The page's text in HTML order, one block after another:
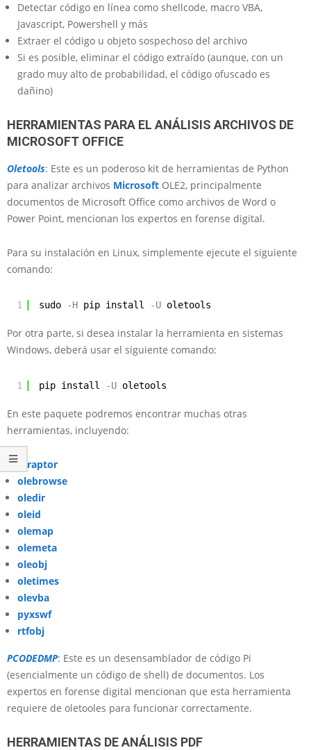
Detectar código en línea como shellcode, macro VBA,
Javascript, Powershell y más
Extraer el código u objeto sospechoso del archivo
Si es posible, eliminar el código extraído (aunque, con un
grado muy alto de probabilidad, el código ofuscado es
dañino)
HERRAMIENTAS PARA EL ANÁLISIS ARCHIVOS DE
MICROSOFT OFFICE
Oletools: Este es un poderoso kit de herramientas de Python
para analizar archivos Microsoft OLE2, principalmente
documentos de Microsoft Office como archivos de Word o
Power Point, mencionan los expertos en forense digital.
Para su instalación en Linux, simplemente ejecute el siguiente
comando:
1 sudo -H pip install -U oletools
Por otra parte, si desea instalar la herramienta en sistemas
Windows, deberá usar el siguiente comando:
1 pip install -U oletools
En este paquete podremos encontrar muchas otras
herramientas, incluyendo:
mraptor
olebrowse
oledir
oleid
olemap
olemeta
oleobj
oletimes
olevba
pyxswf
rtfobj
PCODEDMP: Este es un desensamblador de código Pi
(esencialmente un código de shell) de documentos. Los
expertos en forense digital mencionan que esta herramienta
requiere de oletooles para funcionar correctamente.
HERRAMIENTAS DE ANÁLISIS PDF